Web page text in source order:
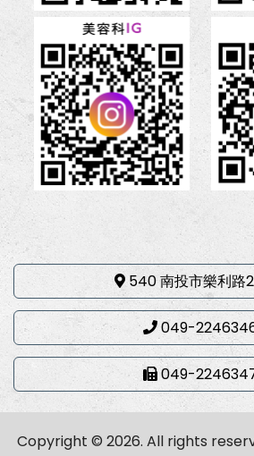
540 南投市樂利路
049-
049-
Copyright © 2026. All rights